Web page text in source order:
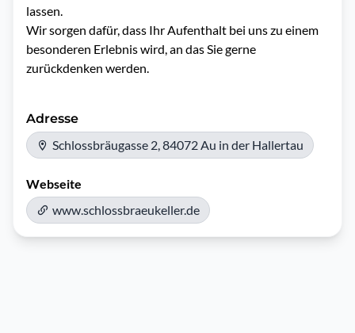
lassen.
Wir sorgen dafür, dass Ihr Aufenthalt bei uns zu einem
besonderen Erlebnis wird, an das Sie gerne
zurückdenken werden.
Adresse
Schlossbräugasse 2, 84072 Au in der Hallertau
Webseite
www.schlossbraeukeller.de